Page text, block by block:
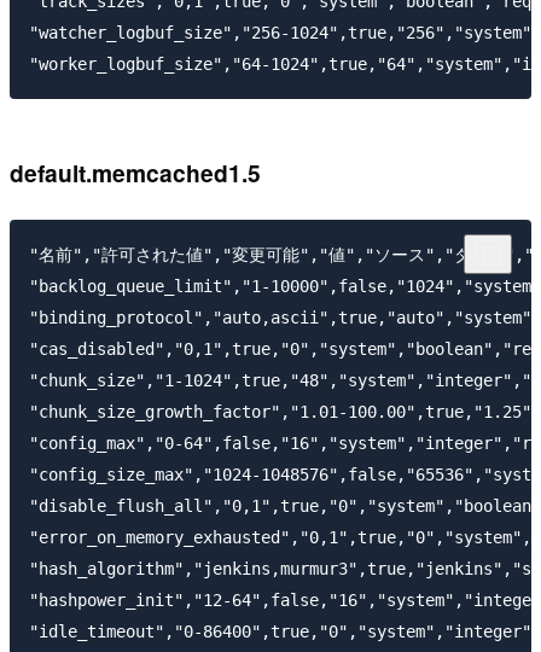
"watcher_logbuf_size","256-
default.memcached1.5
"名前","許可された値","変更可能","値","ソース","タイプ","
"backlog_queue_limit","1-
"chunk_size","1-
"chunk_size_growth_factor","1.01-
"config_max","0-
"config_size_max","1024-
"hashpower_init","12-
"idle_timeout","0-